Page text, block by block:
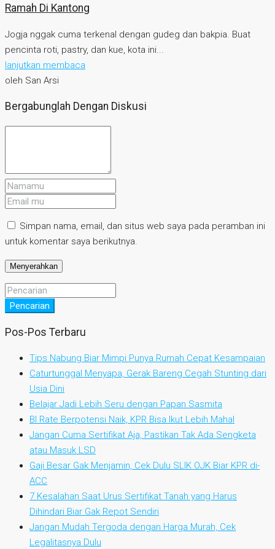
Ramah Di Kantong
Jogja nggak cuma terkenal dengan gudeg dan bakpia. Buat
pencinta roti, pastry, dan kue, kota ini...
lanjutkan membaca
oleh San Arsi
Bergabunglah Dengan Diskusi
Simpan nama, email, dan situs web saya pada peramban ini
untuk komentar saya berikutnya.
Pencarian
Pos-Pos Terbaru
Tips Nabung Biar Mimpi Punya Rumah Cepat Kesampaian
Caturtunggal Menyapa, Gerak Bareng Cegah Stunting dari
Usia Dini
Belajar Jadi Lebih Seru dengan Papan Sasmita
BI Rate Berpotensi Naik, KPR Bisa Ikut Lebih Mahal
Jangan Cuma Sertifikat Aja, Pastikan Tak Ada Sengketa
atau Masuk LSD
Gaji Besar Gak Menjamin, Cek Dulu SLIK OJK Biar KPR di-
ACC
7 Kesalahan Saat Urus Sertifikat Tanah yang Harus
Dihindari Biar Gak Repot Sendiri
Jangan Mudah Tergoda dengan Harga Murah, Cek
Legalitasnya Dulu